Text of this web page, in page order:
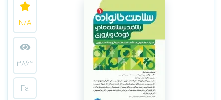
N/A
3862
Fa